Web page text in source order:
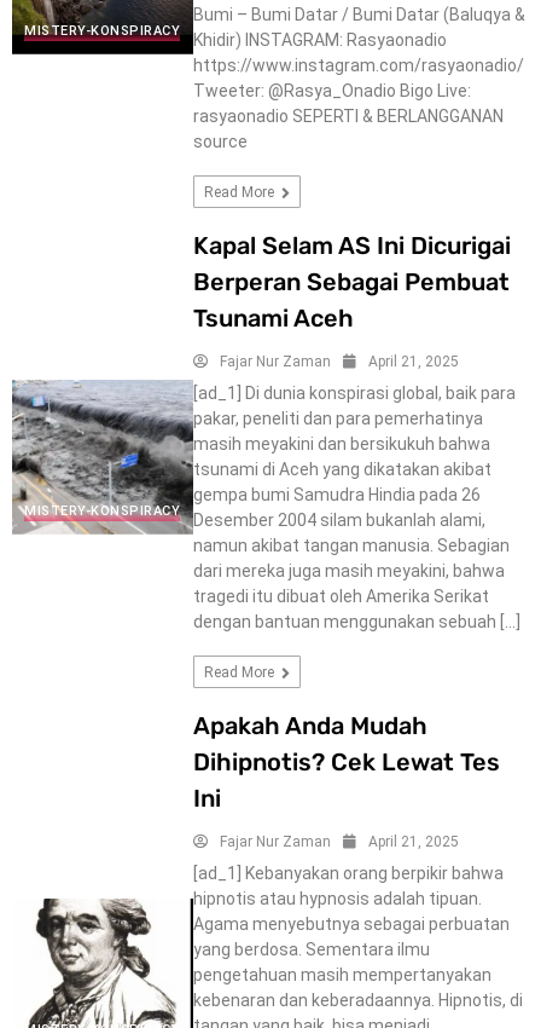
MISTERY-KONSPIRACY
Bumi – Bumi Datar / Bumi Datar (Baluqya &
Khidir) INSTAGRAM: Rasyaonadio
https://www.instagram.com/rasyaonadio/
Tweeter: @Rasya_Onadio Bigo Live:
rasyaonadio SEPERTI & BERLANGGANAN
source
Read More
MISTERY-KONSPIRACY
Kapal Selam AS Ini Dicurigai
Berperan Sebagai Pembuat
Tsunami Aceh
Fajar Nur Zaman April 21, 2025
[ad_1] Di dunia konspirasi global, baik para
pakar, peneliti dan para pemerhatinya
masih meyakini dan bersikukuh bahwa
tsunami di Aceh yang dikatakan akibat
gempa bumi Samudra Hindia pada 26
Desember 2004 silam bukanlah alami,
namun akibat tangan manusia. Sebagian
dari mereka juga masih meyakini, bahwa
tragedi itu dibuat oleh Amerika Serikat
dengan bantuan menggunakan sebuah […]
Read More
Apakah Anda Mudah
Dihipnotis? Cek Lewat Tes
Ini
Fajar Nur Zaman April 21, 2025
[ad_1] Kebanyakan orang berpikir bahwa
hipnotis atau hypnosis adalah tipuan.
Agama menyebutnya sebagai perbuatan
yang berdosa. Sementara ilmu
pengetahuan masih mempertanyakan
kebenaran dan keberadaannya. Hipnotis, di